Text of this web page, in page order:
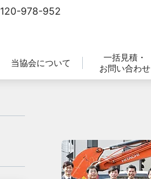
当協会について
一括見積・
お問い合わせ